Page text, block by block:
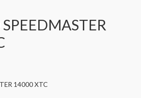
14000 XTC